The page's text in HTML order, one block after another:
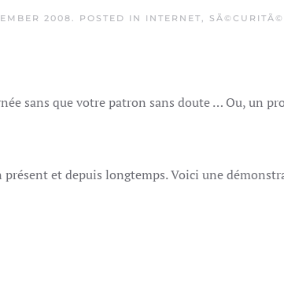
2008. POSTED IN INTERNET, SÃ©CURITÃ©
sans que votre patron sans doute … Ou, un
et depuis longtemps. Voici une